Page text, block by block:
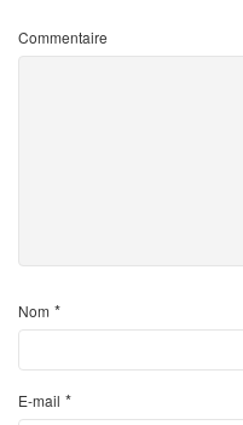
Commentaire
Nom *
E-mail *